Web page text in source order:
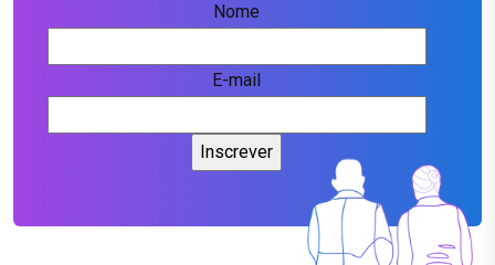
Nome
E-mail